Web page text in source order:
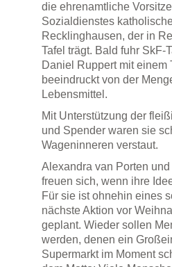
die ehrenamtliche
Sozialdienstes
Recklinghausen, der in
Tafel trägt. Bald fuhr SkF-
Daniel Ruppert mit einem
beeindruckt von der
Lebensmittel.
Mit Unterstützung der
und Spender waren sie
Wageninneren verstaut.
Alexandra van Porten
freuen sich, wenn ihre
Für sie ist ohnehin eines
nächste Aktion vor
geplant. Wieder sollen
werden, denen ein
Supermarkt im Moment